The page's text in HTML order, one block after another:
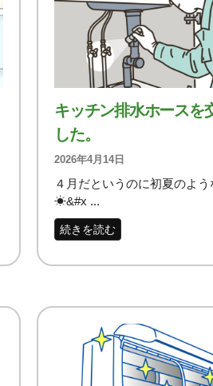
キッチン排水ホースを
した。
４月だというのに初夏のよ
☀&#x ...
続きを読む
2026年4月14日